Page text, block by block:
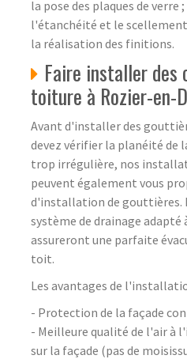
la pose des plaques de verre ;
l'étanchéité et le
la réalisation des finitions.
Faire installer des
toiture à Rozier-en-
Avant d'installer des
devez vérifier la planéité de
trop irrégulière, nos
peuvent également vous
d'installation de gouttières.
système de drainage adapté
assureront une parfaite
toit.
Les avantages de
- Protection de la façade
- Meilleure qualité de l'air à
sur la façade (pas de